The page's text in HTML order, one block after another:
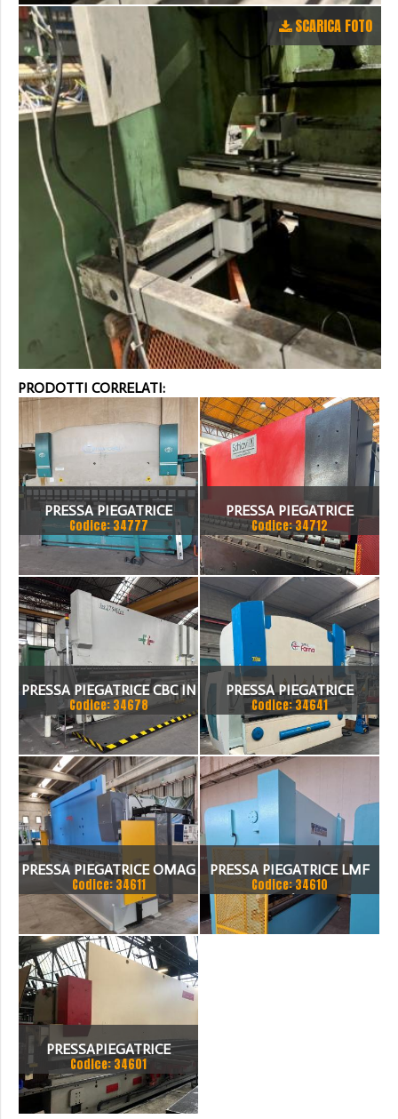
SCARICA FOTO
PRODOTTI CORRELATI:
PRESSA PIEGATRICE
VIMERCATI 80X4175
Codice: 34777
PRESSA PIEGATRICE
SCHIAVI 6 ASSI 3000 X 100
TON
Codice: 34712
PRESSA PIEGATRICE CBC IN
TANDEM
Codice: 34678
PRESSA PIEGATRICE
FARINA 3000 X 130 TON
Codice: 34641
PRESSA PIEGATRICE OMAG
EPB 10036100 TON X 4MT
Codice: 34611
PRESSA PIEGATRICE LMF
100 TON. / 4100MM
Codice: 34610
PRESSAPIEGATRICE
BEYELER DEL 2002 A CNC
7.200 MM X 200 TON
Codice: 34601